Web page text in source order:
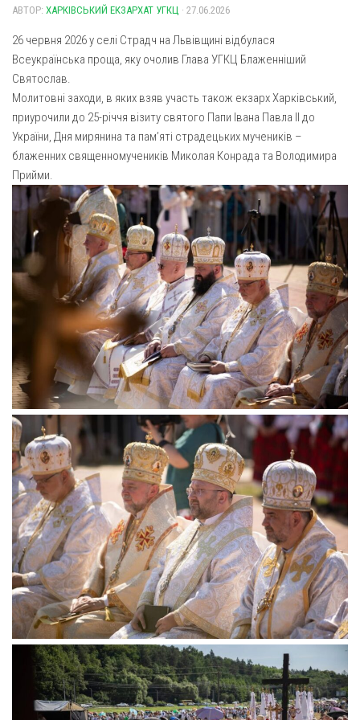
Архистратига Михаїла (м. Люботин)
Покрови Пресвятої Богородиці (с. Вільча)
Преображенська парафія (м. Лозова)
Парафія Благовіщення Пресвятої Богородиці (смт
Золочів)
Парафія Різдва Пресвятої Богородиці м. Берестин
(Красноград)
Парохії Полтавської області
Пресвятої Трійці (м. Полтава)
Всіх Святих українського народу (м. Полтава)
Свято-Юріївська парафія (м. Полтава)
Архистратига Михаїла (с. Пригарівка)
Благовіщення Пресвятої Богородиці (с. Шевченки)
Введення у храм Пресвятої Богородиці (с. Дашківка)
Вознесіння ГНІХ (с. Витівка)
Вознесіння Господнього (м. Кобеляки)
Пророка Іллі (смт. Білики)
Різдва Пресвятої Богородиці (с. Вільховатка)
Св. Апостола Андрія Первозванного (с. Засулля)
Св. Миколая (с. Деменки)
Успіння Пресвятої Богородиці (м. Кременчук)
Успіння Пресвятої Богородиці (м. Лубни)
Парохії Сумської області
Введення в храм Богородиці (м. Суми)
Матері Божої Неустанної Помочі (м. Охтирка)
Монастирі
Свято-Покровський монастир оо Василіян
Свято-Івано-Павлівський монастир сестер Згромадження
Газета Християнський голос
Надруковані числа
Молитви
Галерея
Рух pro-life
АВТОР: ХАРКІВСЬКИЙ ЕКЗАРХАТ УГКЦ · 27.06.2026
26 червня 2026 у селі Страдч на Львівщині відбулася
Всеукраїнська проща, яку очолив Глава УГКЦ Блаженніший
Святослав.
Молитовні заходи, в яких взяв участь також екзарх Харківський,
приурочили до 25-річчя візиту святого Папи Івана Павла ІІ до
України, Дня мирянина та пам’яті страдецьких мучеників –
блаженних священномучеників Миколая Конрада та Володимира
Прийми.